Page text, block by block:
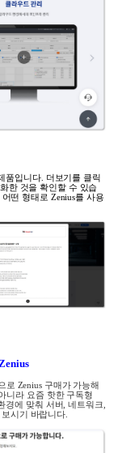
품입니다. 더보기를 클릭
한 것을 확인할 수 있습
떤 형태로 Zenius를 사용
Zenius
로 Zenius 구매가 가능해
니라 요즘 핫한 구독형
경에 맞춰 서버 ,네트워크
시기 바랍니다